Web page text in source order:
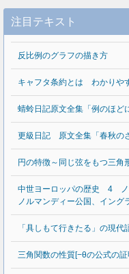
注目テキスト
反比例のグラフの描き方
キャフタ条約とは わかりや
蜻蛉日記原文全集「例のほど
更級日記 原文全集「春秋の
円の特徴～同じ弦をもつ三角
中世ヨーロッパの歴史 4 ノ
ノルマンディー公国、イング
「具しもて行きたる」の現代
三角関数の性質[−θの公式の